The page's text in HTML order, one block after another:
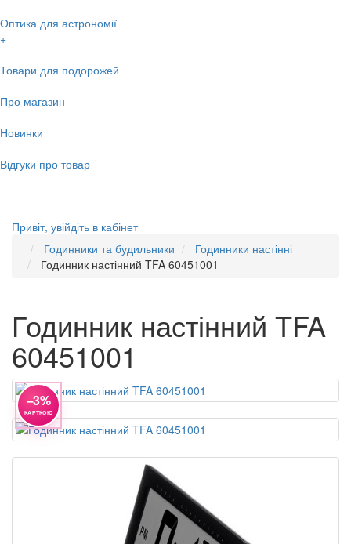
Оптика для астрономії
+
Товари для подорожей
Про магазин
Новинки
Відгуки про товар
Привіт, увійдіть в кабінет
Годинники та будильники
Годинники настінні
Годинник настінний TFA 60451001
Годинник настінний TFA
60451001
−3%
КАРТКОЮ